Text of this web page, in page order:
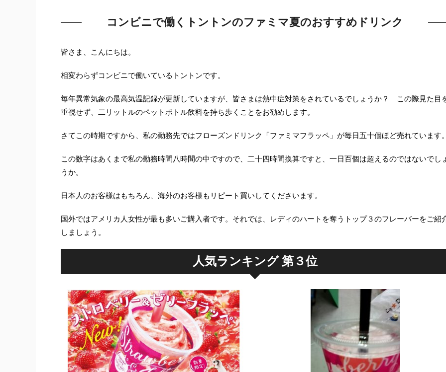
コンビニで働くトントンのファミマ夏のおすすめドリンク
皆さま、こんにちは。
相変わらずコンビニで働いているトントンです。
毎年異常気象の最高気温記録が更新していますが、皆さまは熱中症対策をされているでしょうか？ この際見た目
重視せず、二リットルのペットボトル飲料を持ち歩くことをお勧めします。
さてこの時期ですから、私の勤務先ではフローズンドリンク「ファミマフラッペ」が毎日五十個ほど売れています
この数字はあくまで私の勤務時間八時間の中ですので、二十四時間換算ですと、一日百個は超えるのではないでし
うか。
日本人のお客様はもちろん、海外のお客様もリピート買いしてくださいます。
国外ではアメリカ人女性が最も多いご購入者です。それでは、レディのハートを奪うトップ３のフレーバーをご紹
しましょう。
人気ランキング 第３位